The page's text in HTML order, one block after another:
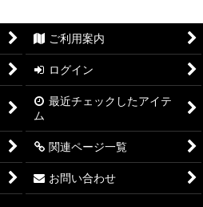
ご利用案内
ログイン
最近チェックしたアイテ
ム
関連ページ一覧
お問い合わせ